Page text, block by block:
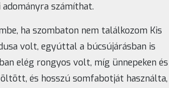
számíthat.
ha szombaton nem találkozom Kis
volt, egyúttal a búcsújárásban is
elég rongyos volt, míg ünnepeken és
és hosszú somfabotját használta,